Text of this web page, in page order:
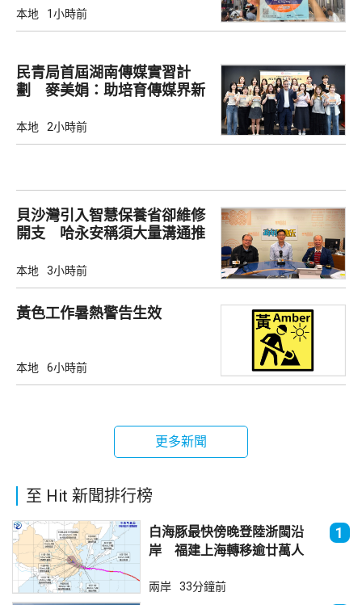
本地 1小時前
民青局首屆湖南傳媒實習計
劃 麥美娟：助培育傳媒界新
本地 2小時前
貝沙灣引入智慧保養省卻維修
開支 哈永安稱須大量溝通推
本地 3小時前
黃色工作暑熱警告生效
本地 6小時前
更多新聞
至 Hit 新聞排行榜
白海豚最快傍晚登陸浙閩沿
岸 福建上海轉移逾廿萬人
1
兩岸 33分鐘前